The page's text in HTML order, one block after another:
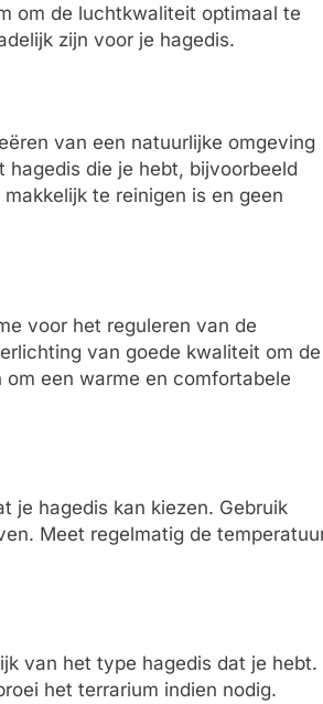
om de luchtkwaliteit optimaal te
zijn voor je hagedis.
van een natuurlijke omgeving
die je hebt, bijvoorbeeld
te reinigen is en geen
voor het reguleren van de
van goede kwaliteit om de
een warme en comfortabele
je hagedis kan kiezen. Gebruik
Meet regelmatig de
van het type hagedis dat je hebt.
het terrarium indien nodig.